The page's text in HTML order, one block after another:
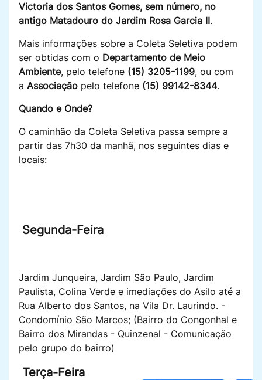
Victoria dos Santos Gomes, sem número, no
antigo Matadouro do Jardim Rosa Garcia II.
Mais informações sobre a Coleta Seletiva podem
ser obtidas com o Departamento de Meio
Ambiente, pelo telefone (15) 3205-1199, ou com
a Associação pelo telefone (15) 99142-8344.
Quando e Onde?
O caminhão da Coleta Seletiva passa sempre a
partir das 7h30 da manhã, nos seguintes dias e
locais:
Segunda-Feira
Jardim Junqueira, Jardim São Paulo, Jardim
Paulista, Colina Verde e imediações do Asilo até a
Rua Alberto dos Santos, na Vila Dr. Laurindo. -
Condomínio São Marcos; (Bairro do Congonhal e
Bairro dos Mirandas - Quinzenal - Comunicação
pelo grupo do bairro)
Terça-Feira